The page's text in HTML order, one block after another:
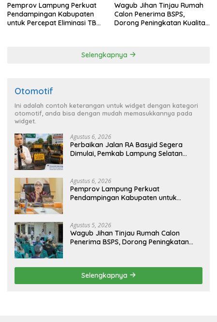
Pemprov Lampung Perkuat
Pendampingan Kabupaten
untuk Percepat Eliminasi TBC
Wagub Jihan Tinjau Rumah
Calon Penerima BSPS,
Dorong Peningkatan Kualitas
Selengkapnya
Otomotif
Ini adalah contoh keterangan untuk widget dengan kategori
otomotif, anda bisa dengan mudah memasukkannya pada
widget.
Agustus 6, 2026
Perbaikan Jalan RA Basyid Segera
Dimulai, Pemkab Lampung Selatan
Agustus 6, 2026
Pemprov Lampung Perkuat
Pendampingan Kabupaten untuk
Agustus 5, 2026
Wagub Jihan Tinjau Rumah Calon
Penerima BSPS, Dorong Peningkatan
Selengkapnya